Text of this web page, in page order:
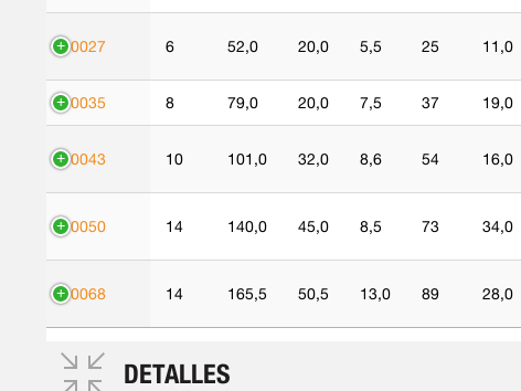
90027 6 52,0 20,0 5,5 25 11,0
90035 8 79,0 20,0 7,5 37 19,0
90043 10 101,0 32,0 8,6 54 16,0
90050 14 140,0 45,0 8,5 73 34,0
90068 14 165,5 50,5 13,0 89 28,0
DETALLES